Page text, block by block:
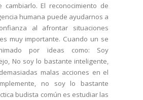
cambiarlo. El reconocimiento de
humana puede ayudarnos a
al afrontar situaciones
muy importante. Cuando un se
por ideas como: Soy
No soy lo bastante inteligente,
malas acciones en el
no soy lo bastante
budista común es estudiar las